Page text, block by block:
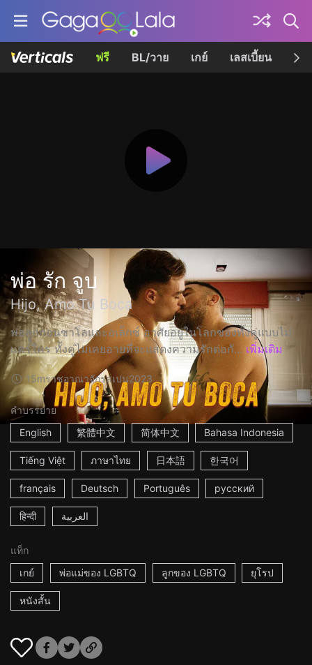
ฟรี BL/วาย เกย์ เลสเบี้ยน เค
พ่อ รัก จูบ
Hijo, Amo Tu Boca
พ่อลููกกอนซาโลและอเล็กซ์ อาศัยอยู่ในโลกของทั้งคู่แบบไม่
แคร์ใคร ทั้งคู่ไม่เคยอายที่จะแสดงความรักต่อกั... เพิ่มเติม
15mราชอาณาจักรสเปน2023
คำบรรยาย
English
繁體中文 简体中文 Bahasa Indonesia
Tiếng Việt ภาษาไทย 日本語 한국어
français Deutsch Português русский
हिन्दी العربية
แท็ก
เกย์
พ่อแม่ของ LGBTQ ลูกของ LGBTQ ยุโรป
หนังสั้น